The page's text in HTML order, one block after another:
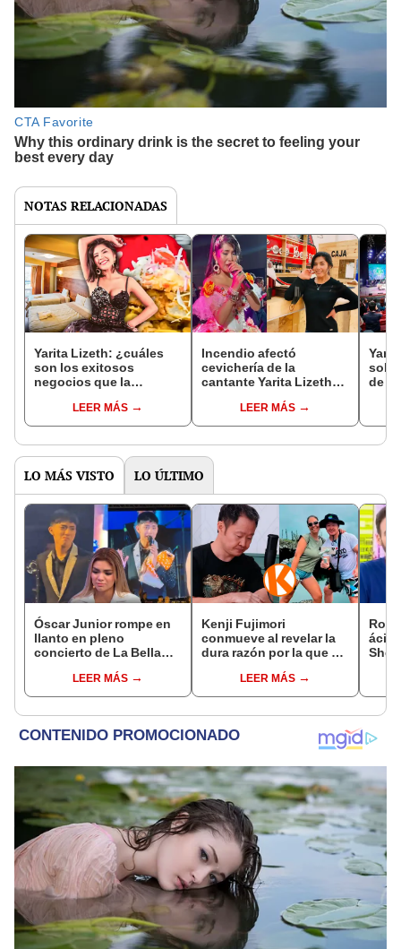
NOTAS RELACIONADAS
Yarita Lizeth: ¿cuáles
son los exitosos
negocios que la
posee en Puno?
LEER MÁS
Incendio afectó
cevichería de la
cantante Yarita Lizeth
LEER MÁS
de
LO MÁS VISTO LO ÚLTIMO
Óscar Junior rompe en
llanto en pleno
concierto de La Bella
denuncia de Naldy
Saldaña
LEER MÁS
Kenji Fujimori
conmueve al revelar la
dura razón por la que no
esposa Erika Muñóz: "El
proceso judicial"
LEER MÁS
has